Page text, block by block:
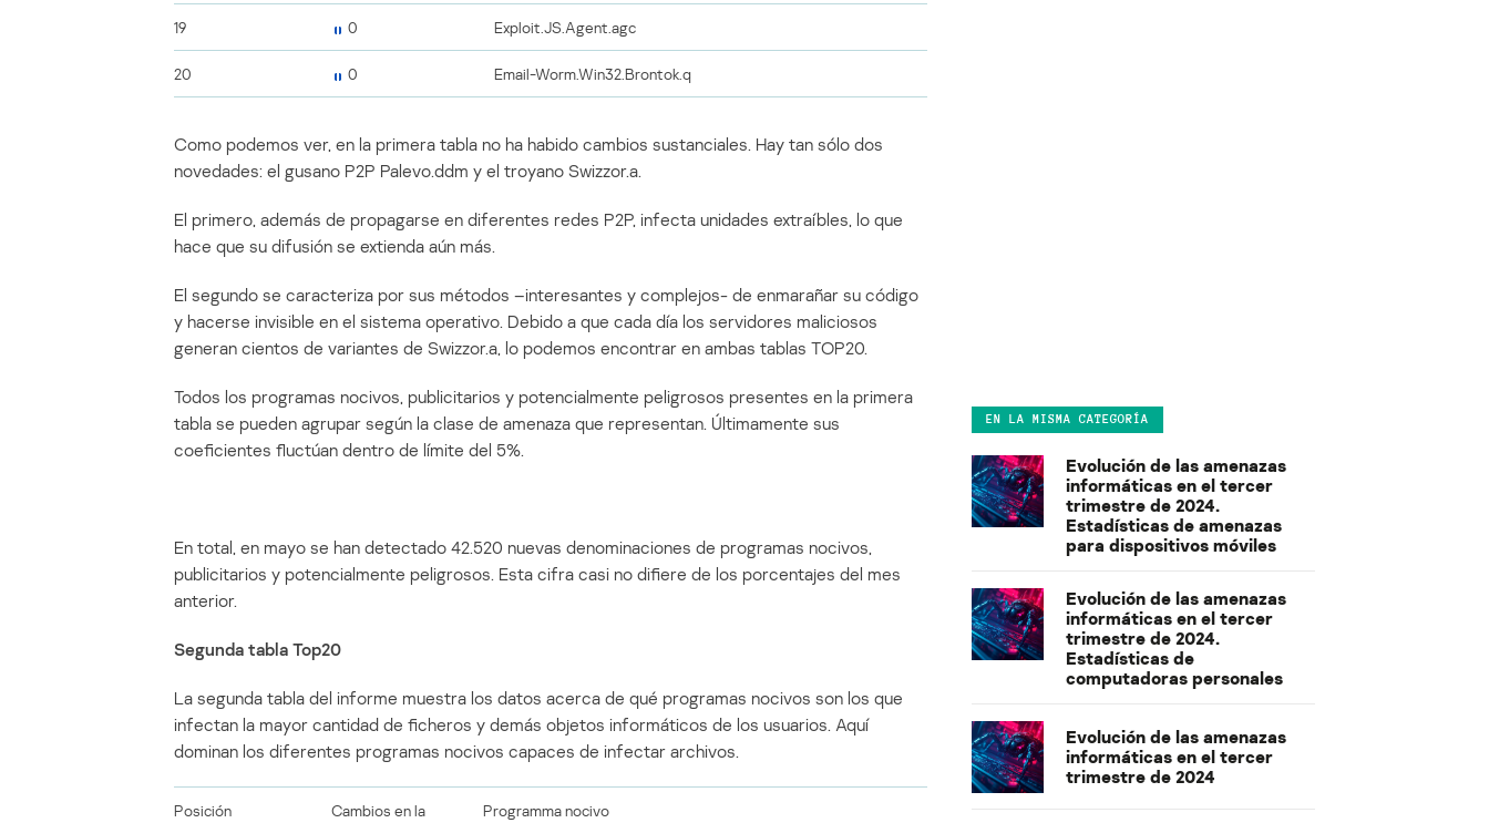
19 0 Exploit.JS.Agent.agc
20 0 Email-Worm.Win32.Brontok.q
Como podemos ver, en la primera tabla no ha habido cambios sustanciales. Hay tan sólo dos
novedades: el gusano P2P Palevo.ddm y el troyano Swizzor.a.
El primero, además de propagarse en diferentes redes P2P, infecta unidades extraíbles, lo que
hace que su difusión se extienda aún más.
El segundo se caracteriza por sus métodos –interesantes y complejos- de enmarañar su código
y hacerse invisible en el sistema operativo. Debido a que cada día los servidores maliciosos
generan cientos de variantes de Swizzor.a, lo podemos encontrar en ambas tablas TOP20.
Todos los programas nocivos, publicitarios y potencialmente peligrosos presentes en la primera
tabla se pueden agrupar según la clase de amenaza que representan. Últimamente sus
coeficientes fluctúan dentro de límite del 5%.
En total, en mayo se han detectado 42.520 nuevas denominaciones de programas nocivos,
publicitarios y potencialmente peligrosos. Esta cifra casi no difiere de los porcentajes del mes
anterior.
Segunda tabla Top20
La segunda tabla del informe muestra los datos acerca de qué programas nocivos son los que
infectan la mayor cantidad de ficheros y demás objetos informáticos de los usuarios. Aquí
dominan los diferentes programas nocivos capaces de infectar archivos.
Posición
Cambios en la
Programma nocivo
EN LA MISMA CATEGORÍA
Evolución de las amenazas
informáticas en el tercer
trimestre de 2024.
Estadísticas de amenazas
para dispositivos móviles
Evolución de las amenazas
informáticas en el tercer
trimestre de 2024.
Estadísticas de
computadoras personales
Evolución de las amenazas
informáticas en el tercer
trimestre de 2024